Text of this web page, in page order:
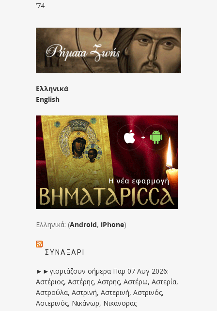
’74
Ελληνικά
English
Ελληνικά: (Android, iPhone)
ΣΥΝΑΞΆΡΙ
►►γιορτάζουν σήμερα Παρ 07 Αυγ 2026:
Αστέριος, Αστέρης, Αστρης, Αστέρω, Αστερία,
Αστρούλα, Αστρινή, Αστερινή, Αστρινός,
Αστερινός, Νικάνωρ, Νικάνορας